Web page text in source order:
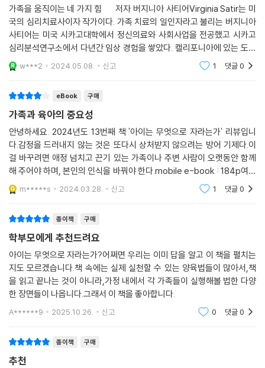
가족을 움직이는 네 가지 힘 저자 버지니아 사티어Virginia Satir는 미
국의 심리치료사이자 작가이다. 가족 치료의 일인자라고 불리는 버지니아
사티어는 미국 시카고대학에서 정신의료와 사회사업을 전공했고 시카고
심리분석연구소에서 다년간 임상 경험을 쌓았다. 캘리포니아에 있는 도시
팔로 알토에 정신건강연구소를 설립했으며, 세계 최초로 가족 치료 훈련
프로그램을 만들어
w***2 2024.05.08. 신고 1 댓글0
eBook 구매
가족과 육아의 중요성
안녕하세요. 2024년도 13번째 책 '아이는 무엇으로 자라는가' 리뷰입니
다.감정을 드러내지 않는 것은 또다시 상처받지 않으려는 방어 기제다.이
걸 바꾸려면 애정 넘치고 끈기 있는 가족이나 주변 사람이 오랫동안 함께
해 주어야 하며, 본인의 인식을 바꿔야 한다.mobile e-book : 184p여자
들의 희망은 대체로 세상 모든 사람 중에서 자신만을 사랑하고 존중하고
아껴주며, 함께 대화하는
m*****s 2024.03.28. 신고 1 댓글0
종이책 구매
학부모에게 추천드려요
아이는 무엇으로 자라는가?어쩌면 우리는 이미 답을 알고 이 책을 펼치는
지도 모르겠습니다.책 속에는 실제 실천할 수 있는 양육법들이 많아서,책
을 읽고 끝나는 것이 아니라,가정 내에서 각 가족들이 실행해볼 법한 다양
한 장면들이 나옵니다.그래서 이 책을 좋아합니다.
A******9 2025.10.26. 신고 0 댓글0
종이책 구매
추천